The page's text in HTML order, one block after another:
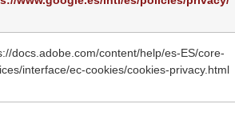
docs.adobe.com/content/help/es-ES/core-
interface/ec-cookies/cookies-privacy.html